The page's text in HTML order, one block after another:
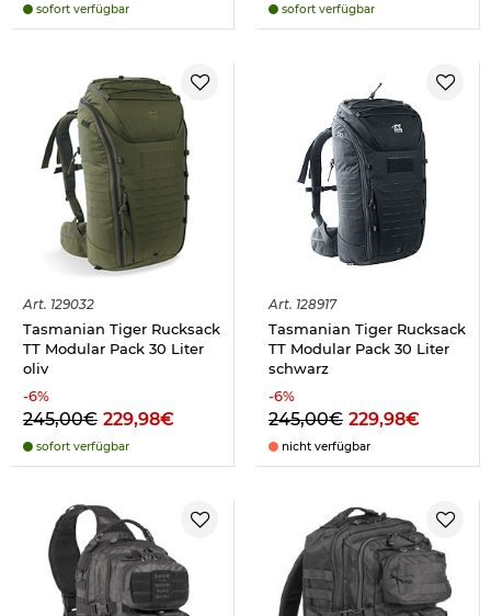
sofort verfügbar sofort verfügbar
Art. 129032
Tasmanian Tiger Rucksack
TT Modular Pack 30 Liter
oliv
-6%
245,00€ 229,98€
sofort verfügbar
Art. 128917
Tasmanian Tiger Rucksack
TT Modular Pack 30 Liter
schwarz
-6%
245,00€ 229,98€
nicht verfügbar